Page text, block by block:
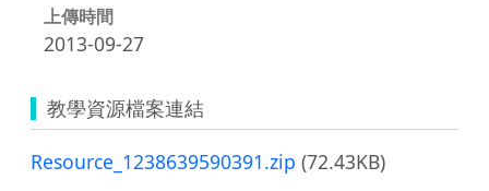
上傳時間
2013-09-27
教學資源檔案連結
Resource_1238639590391.zip (72.43KB)